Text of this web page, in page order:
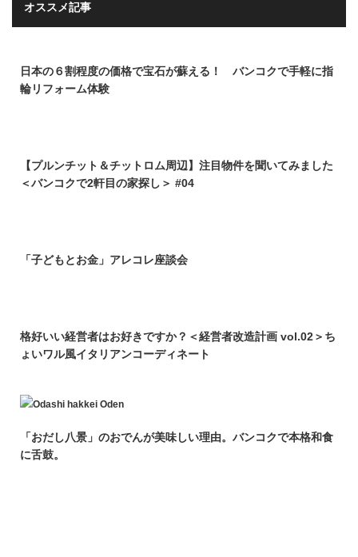
オススメ記事
日本の６割程度の価格で宝石が蘇える！ バンコクで手軽に指
輪リフォーム体験
【プルンチット＆チットロム周辺】注目物件を聞いてみました
＜バンコクで2軒目の家探し＞ #04
「子どもとお金」アレコレ座談会
格好いい経営者はお好きですか？＜経営者改造計画 vol.02＞ち
ょいワル風イタリアンコーディネート
「おだし八景」のおでんが美味しい理由。バンコクで本格和食
に舌鼓。